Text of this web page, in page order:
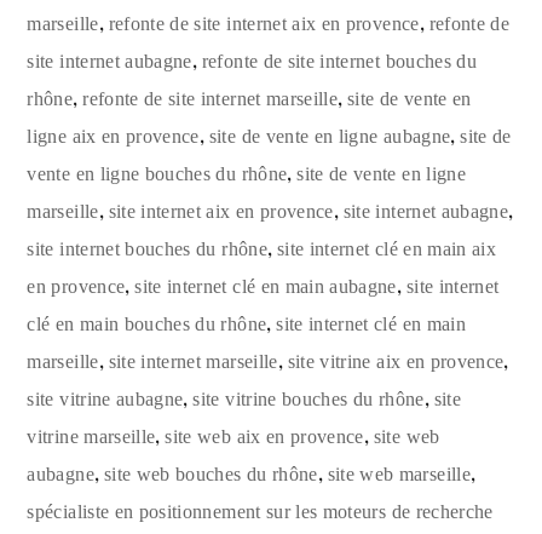
marseille, refonte de site internet aix en provence, refonte de
site internet aubagne, refonte de site internet bouches du
rhône,refonte de site internet marseille,site de vente en
ligne aix en provence, site de vente en ligne aubagne,site de
vente en ligne bouches du rhône,site de vente en ligne
marseille, site internet aix en provence, site internet aubagne,
site internet bouches du rhône, site internet clé en main aix
en provence,site internet clé en main aubagne, site internet
clé en main bouches du rhône,site internet clé en main
marseille, site internet marseille, site vitrine aix en provence,
site vitrine aubagne,site vitrine bouches du rhône, site
vitrine marseille,site web aix en provence, site web
aubagne, site web bouches du rhône, site web marseille,
spécialiste en positionnement sur les moteurs de recherche